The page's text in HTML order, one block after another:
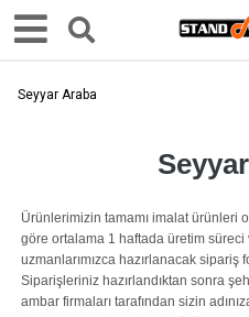
Seyyar Araba
Ürünlerimizin tamamı imalat ürünleri
göre ortalama 1 haftada üretim süreci
uzmanlarımızca hazırlanacak sipariş
Siparişleriniz hazırlandıktan sonra
ambar firmaları tarafından sizin